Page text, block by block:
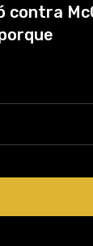
contra